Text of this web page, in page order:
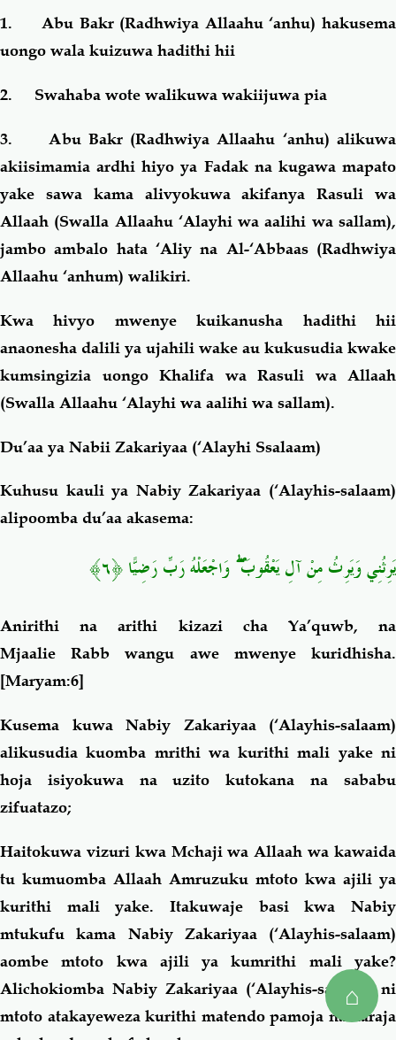
⌂
1. Abu Bakr (Radhwiya Allaahu ‘anhu) hakusema
uongo wala kuizuwa hadithi hii
2. Swahaba wote walikuwa wakiijuwa pia
3. Abu Bakr (Radhwiya Allaahu ‘anhu) alikuwa
akiisimamia ardhi hiyo ya Fadak na kugawa mapato
yake sawa kama alivyokuwa akifanya Rasuli wa
Allaah (Swalla Allaahu ‘Alayhi wa aalihi wa sallam),
jambo ambalo hata ‘Aliy na Al-‘Abbaas (Radhwiya
Allaahu ‘anhum) walikiri.
Kwa hivyo mwenye kuikanusha hadithi hii
anaonesha dalili ya ujahili wake au kukusudia kwake
kumsingizia uongo Khalifa wa Rasuli wa Allaah
(Swalla Allaahu ‘Alayhi wa aalihi wa sallam).
Du’aa ya Nabii Zakariyaa (‘Alayhi Ssalaam)
Kuhusu kauli ya Nabiy Zakariyaa (‘Alayhis-salaam)
alipoomba du’aa akasema:
يَرِثُنِي وَيَرِثُ مِنْ آلِ يَعْقُوبَ ۖ وَاجْعَلْهُ رَبِّ رَضِيًّا ﴿٦﴾
Anirithi na arithi kizazi cha Ya’quwb, na
Mjaalie Rabb wangu awe mwenye kuridhisha.
[Maryam:6]
Kusema kuwa Nabiy Zakariyaa (‘Alayhis-salaam)
alikusudia kuomba mrithi wa kurithi mali yake ni
hoja isiyokuwa na uzito kutokana na sababu
zifuatazo;
Haitokuwa vizuri kwa Mchaji wa Allaah wa kawaida
tu kumuomba Allaah Amruzuku mtoto kwa ajili ya
kurithi mali yake. Itakuwaje basi kwa Nabiy
mtukufu kama Nabiy Zakariyaa (‘Alayhis-salaam)
aombe mtoto kwa ajili ya kumrithi mali yake?
Alichokiomba Nabiy Zakariyaa (‘Alayhis-salaam) ni
mtoto atakayeweza kurithi matendo pamoja na daraja